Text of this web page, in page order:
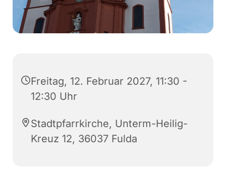
Freitag, 12. Februar 2027, 11:30 -
12:30 Uhr
Stadtpfarrkirche, Unterm-Heilig-
Kreuz 12, 36037 Fulda